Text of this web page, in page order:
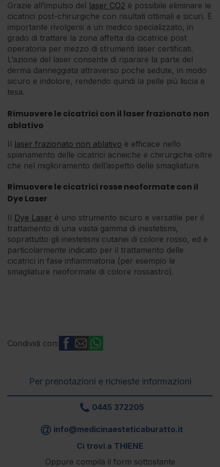
Grazie all’impulso del laser CO2 è possibile eliminare le
cicatrici post-chirurgiche con risultati ottimali e sicuri. È
importante rivolgersi a un medico specializzato, in
grado di trattare la zona affetta da cicatrice post
operatoria per mezzo di strumenti laser certificati.
L’azione del laser consente di riparare la parte del
derma danneggiata attraverso poche sedute, in modo
sicuro e indolore, rendendo quindi la pelle più liscia e
tesa.
Rimuovere le cicatrici con il laser frazionato non
ablativo
Il laser frazionato non ablativo è efficace nello
spianamento delle cicatrici acneiche e chirurgiche oltre
che nel miglioramento dell’aspetto delle smagliature.
Rimuovere le cicatrici rosse neoformate con il
Dye Laser
Il Dye Laser è uno strumento sicuro e versatile per il
trattamento di una vasta gamma di inestetismi,
soprattutto gli inestetismi cutanei di colore rosso, ed è
particolarmente indicato per il trattamento delle
cicatrici in fase infiammatoria (per esempio le
smagliature neoformate di colore rossastro).
Condividi con:
Per prenotazioni e richieste informazioni
0445 372205
info@medicinaesteticaburatto.it
Ci trovi a THIENE
Oppure compila il form sottostante